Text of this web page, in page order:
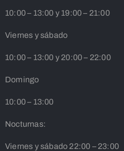
10:00 – 13:00 y 19:00 – 21:00
Viernes y sábado
10:00 – 13:00 y 20:00 – 22:00
Domingo
10:00 – 13:00
Nocturnas:
Viernes y sábado 22:00 – 23:00